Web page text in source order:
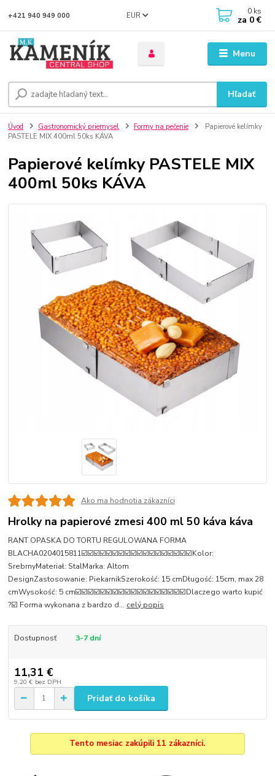
Menu
EUR
Hľadať
+421 940 949 000 0 ks
za 0 €
Úvod Gastronomický priemysel Formy na pečenie
Papierové kelímky
PASTELE MIX 400ml 50ks KÁVA
Papierové kelímky PASTELE MIX
400ml 50ks KÁVA
Ako ma hodnotia zákazníci
Hrolky na papierové zmesi 400 ml 50 káva káva
RANT OPASKA DO TORTU REGULOWANA FORMA
BLACHA0204015811☑️☑️☑️☑️☑️☑️☑️☑️☑️☑️☑️☑️☑️☑️☑️☑️☑️☑️Kolor:
SrebrnyMateriał: StalMarka: Altom
DesignZastosowanie: PiekarnikSzerokość: 15 cmDługość: 15cm, max 28
cmWysokość: 5 cm☑️☑️☑️☑️☑️☑️☑️☑️☑️☑️☑️☑️☑️☑️☑️☑️☑️☑️Dlaczego warto kupić
?☑️ Forma wykonana z bardzo d... celý popis
Dostupnosť 3-7 dní
11,31 €
9,20 € bez DPH
Pridať do košíka
Tento mesiac zakúpili 11 zákazníci.